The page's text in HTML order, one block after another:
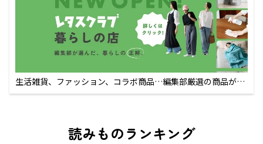
生活雑貨、ファッション、コラボ商品…編集部厳選の商品が買
えるECサイト
読みものランキング